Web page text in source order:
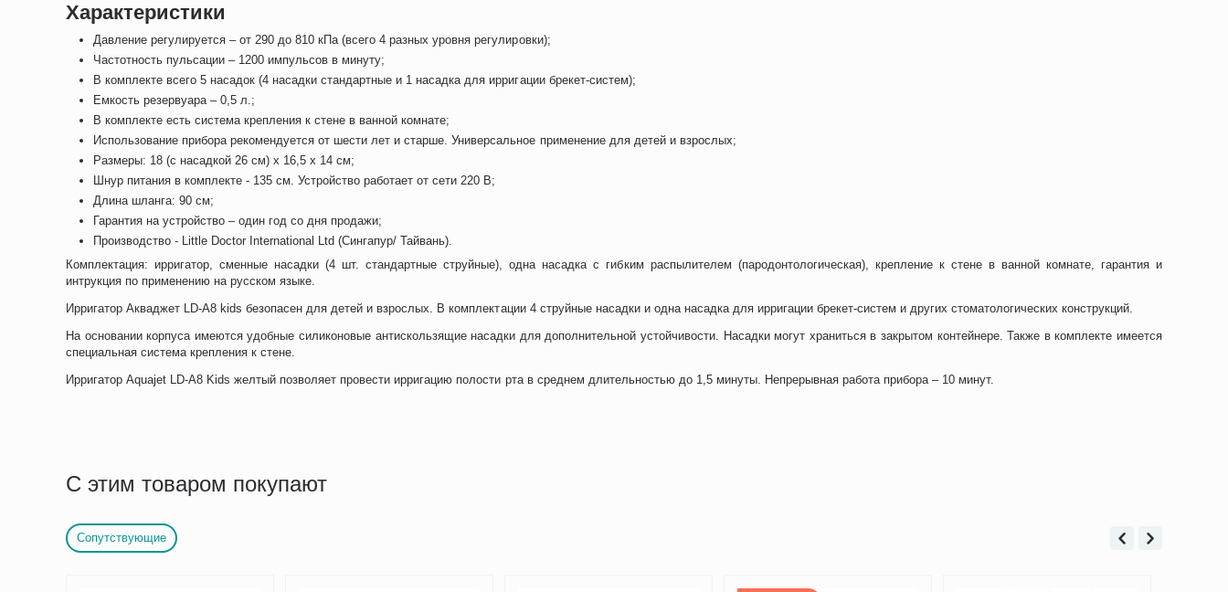
Характеристики
Давление регулируется – от 290 до 810 кПа (всего 4 разных уровня регулировки);
Частотность пульсации – 1200 импульсов в минуту;
В комплекте всего 5 насадок (4 насадки стандартные и 1 насадка для ирригации брекет-систем);
Емкость резервуара – 0,5 л.;
В комплекте есть система крепления к стене в ванной комнате;
Использование прибора рекомендуется от шести лет и старше. Универсальное применение для детей и взрослых;
Размеры: 18 (с насадкой 26 см) х 16,5 х 14 см;
Шнур питания в комплекте - 135 см. Устройство работает от сети 220 В;
Длина шланга: 90 см;
Гарантия на устройство – один год со дня продажи;
Производство - Little Doctor International Ltd (Сингапур/ Тайвань).
Комплектация: ирригатор, сменные насадки (4 шт. стандартные струйные), одна насадка с гибким распылителем (пародонтологическая), крепление к стене в ванной комнате, гарантия и
интрукция по применению на русском языке.
Ирригатор Акваджет LD-A8 kids безопасен для детей и взрослых. В комплектации 4 струйные насадки и одна насадка для ирригации брекет-систем и других стоматологических конструкций.
На основании корпуса имеются удобные силиконовые антискользящие насадки для дополнительной устойчивости. Насадки могут храниться в закрытом контейнере. Также в комплекте имеется
специальная система крепления к стене.
Ирригатор Aquajet LD-A8 Kids желтый позволяет провести ирригацию полости рта в среднем длительностью до 1,5 минуты. Непрерывная работа прибора – 10 минут.
С этим товаром покупают
Сопутствующие